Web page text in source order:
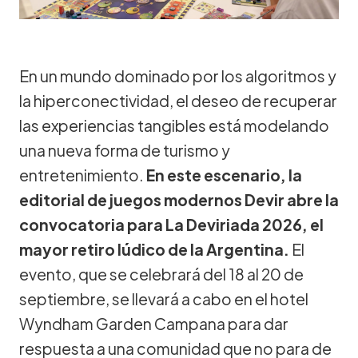
En un mundo dominado por los algoritmos y
la hiperconectividad, el deseo de recuperar
las experiencias tangibles está modelando
una nueva forma de turismo y
entretenimiento. En este escenario, la
editorial de juegos modernos Devir abre la
convocatoria para La Deviriada 2026, el
mayor retiro lúdico de la Argentina. El
evento, que se celebrará del 18 al 20 de
septiembre, se llevará a cabo en el hotel
Wyndham Garden Campana para dar
respuesta a una comunidad que no para de